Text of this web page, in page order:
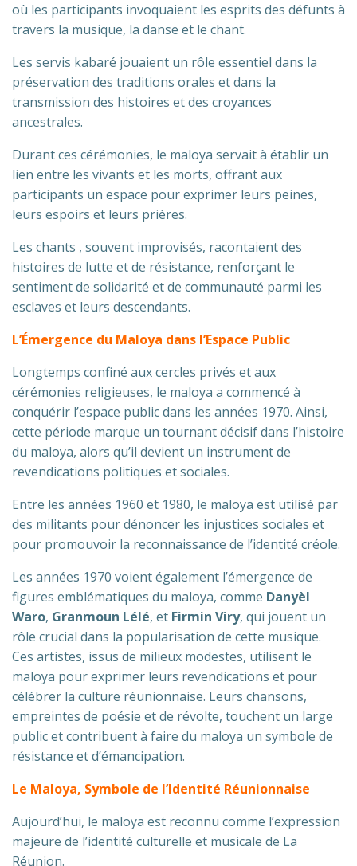
où les participants invoquaient les esprits des défunts à
travers la musique, la danse et le chant.
Les servis kabaré jouaient un rôle essentiel dans la
préservation des traditions orales et dans la
transmission des histoires et des croyances
ancestrales.
Durant ces cérémonies, le maloya servait à établir un
lien entre les vivants et les morts, offrant aux
participants un espace pour exprimer leurs peines,
leurs espoirs et leurs prières.
Les chants , souvent improvisés, racontaient des
histoires de lutte et de résistance, renforçant le
sentiment de solidarité et de communauté parmi les
esclaves et leurs descendants.
L’Émergence du Maloya dans l’Espace Public
Longtemps confiné aux cercles privés et aux
cérémonies religieuses, le maloya a commencé à
conquérir l’espace public dans les années 1970. Ainsi,
cette période marque un tournant décisif dans l’histoire
du maloya, alors qu’il devient un instrument de
revendications politiques et sociales.
Entre les années 1960 et 1980, le maloya est utilisé par
des militants pour dénoncer les injustices sociales et
pour promouvoir la reconnaissance de l’identité créole.
Les années 1970 voient également l’émergence de
figures emblématiques du maloya, comme Danyèl
Waro, Granmoun Lélé, et Firmin Viry, qui jouent un
rôle crucial dans la popularisation de cette musique.
Ces artistes, issus de milieux modestes, utilisent le
maloya pour exprimer leurs revendications et pour
célébrer la culture réunionnaise. Leurs chansons,
empreintes de poésie et de révolte, touchent un large
public et contribuent à faire du maloya un symbole de
résistance et d’émancipation.
Le Maloya, Symbole de l’Identité Réunionnaise
Aujourd’hui, le maloya est reconnu comme l’expression
majeure de l’identité culturelle et musicale de La
Réunion.